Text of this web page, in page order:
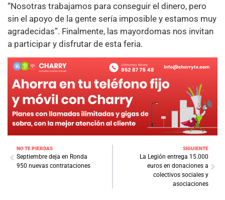
“Nosotras trabajamos para conseguir el dinero, pero
sin el apoyo de la gente sería imposible y estamos muy
agradecidas”. Finalmente, las mayordomas nos invitan
a participar y disfrutar de esta feria.
NO TE PIERDAS
Septiembre deja en Ronda
950 nuevas contrataciones
SIGUIENTE
La Legión entrega 15.000
euros en donaciones a
colectivos sociales y
asociaciones